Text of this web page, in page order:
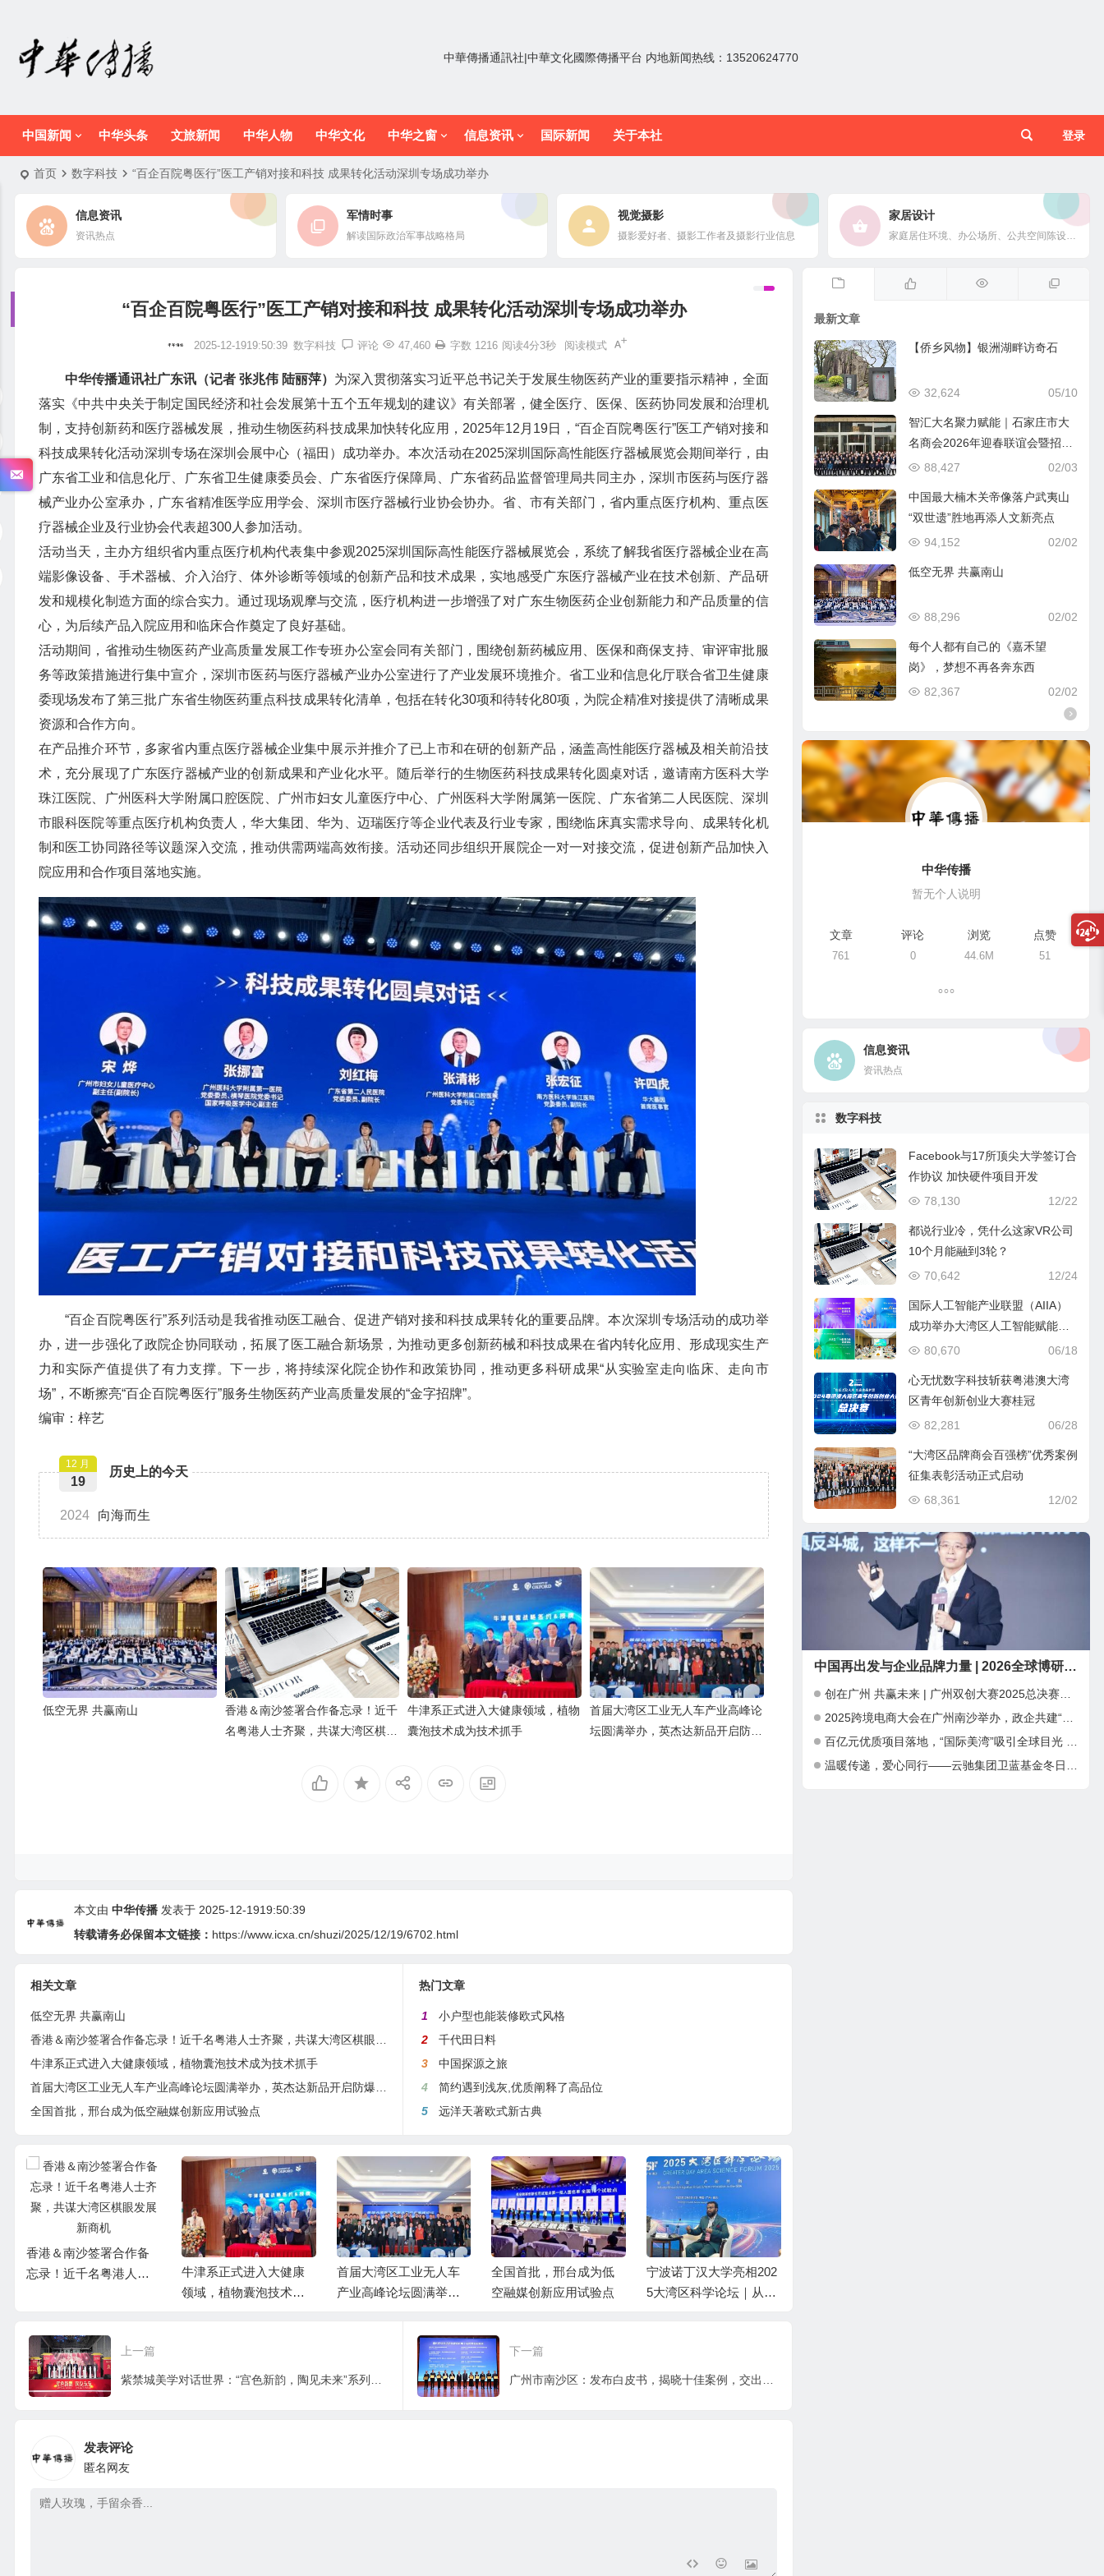
中華傳播通訊社|中華文化國際傳播平台 内地新闻热线：13520624770
中国新闻 中华头条 文旅新闻 中华人物 中华文化 中华之窗 信息资讯 国际新闻 关于本社 登录
首页 数字科技 “百企百院粤医行”医工产销对接和科技 成果转化活动深圳专场成功举办
信息资讯
资讯热点
军情时事
解读国际政治军事战略格局
视觉摄影
摄影爱好者、摄影工作者及摄影行业信息
家居设计
家庭居住环境、办公场所、公共空间陈设风格以设计搭配
“百企百院粤医行”医工产销对接和科技 成果转化活动深圳专场成功举办
2025-12-1919:50:39 数字科技 评论 47,460 字数 1216 阅读4分3秒 阅读模式
中华传播通讯社广东讯（记者 张兆伟 陆丽萍） 为深入贯彻落实习近平总书记关于发展生物医药产业的重要指示精神，全面
落实《中共中央关于制定国民经济和社会发展第十五个五年规划的建议》有关部署，健全医疗、医保、医药协同发展和治理机
制，支持创新药和医疗器械发展，推动生物医药科技成果加快转化应用，2025年12月19日，“百企百院粤医行”医工产销对接和
科技成果转化活动深圳专场在深圳会展中心（福田）成功举办。本次活动在2025深圳国际高性能医疗器械展览会期间举行，由
广东省工业和信息化厅、广东省卫生健康委员会、广东省医疗保障局、广东省药品监督管理局共同主办，深圳市医药与医疗器
械产业办公室承办，广东省精准医学应用学会、深圳市医疗器械行业协会协办。省、市有关部门，省内重点医疗机构、重点医
疗器械企业及行业协会代表超300人参加活动。
活动当天，主办方组织省内重点医疗机构代表集中参观2025深圳国际高性能医疗器械展览会，系统了解我省医疗器械企业在高
端影像设备、手术器械、介入治疗、体外诊断等领域的创新产品和技术成果，实地感受广东医疗器械产业在技术创新、产品研
发和规模化制造方面的综合实力。通过现场观摩与交流，医疗机构进一步增强了对广东生物医药企业创新能力和产品质量的信
心，为后续产品入院应用和临床合作奠定了良好基础。
活动期间，省推动生物医药产业高质量发展工作专班办公室会同有关部门，围绕创新药械应用、医保和商保支持、审评审批服
务等政策措施进行集中宣介，深圳市医药与医疗器械产业办公室进行了产业发展环境推介。省工业和信息化厅联合省卫生健康
委现场发布了第三批广东省生物医药重点科技成果转化清单，包括在转化30项和待转化80项，为院企精准对接提供了清晰成果
资源和合作方向。
在产品推介环节，多家省内重点医疗器械企业集中展示并推介了已上市和在研的创新产品，涵盖高性能医疗器械及相关前沿技
术，充分展现了广东医疗器械产业的创新成果和产业化水平。随后举行的生物医药科技成果转化圆桌对话，邀请南方医科大学
珠江医院、广州医科大学附属口腔医院、广州市妇女儿童医疗中心、广州医科大学附属第一医院、广东省第二人民医院、深圳
市眼科医院等重点医疗机构负责人，华大集团、华为、迈瑞医疗等企业代表及行业专家，围绕临床真实需求导向、成果转化机
制和医工协同路径等议题深入交流，推动供需两端高效衔接。活动还同步组织开展院企一对一对接交流，促进创新产品加快入
院应用和合作项目落地实施。
“百企百院粤医行”系列活动是我省推动医工融合、促进产销对接和科技成果转化的重要品牌。本次深圳专场活动的成功举
办，进一步强化了政院企协同联动，拓展了医工融合新场景，为推动更多创新药械和科技成果在省内转化应用、形成现实生产
力和实际产值提供了有力支撑。下一步，将持续深化院企协作和政策协同，推动更多科研成果“从实验室走向临床、走向市
场”，不断擦亮“百企百院粤医行”服务生物医药产业高质量发展的“金字招牌”。
编审：梓艺
历史上的今天
12 月
19
2024 向海而生
低空无界 共赢南山
香港＆南沙签署合作备忘录！近千
名粤港人士齐聚，共谋大湾区棋眼
牛津系正式进入大健康领域，植物
囊泡技术成为技术抓手
首届大湾区工业无人车产业高峰论
坛圆满举办，英杰达新品开启防爆
本文由 中华传播发表于 2025-12-1919:50:39
转载请务必保留本文链接： https://www.icxa.cn/shuzi/2025/12/19/6702.html
相关文章
低空无界 共赢南山
香港＆南沙签署合作备忘录！近千名粤港人士齐聚，共谋大湾区棋眼发展新商机
牛津系正式进入大健康领域，植物囊泡技术成为技术抓手
首届大湾区工业无人车产业高峰论坛圆满举办，英杰达新品开启防爆作业新时代
全国首批，邢台成为低空融媒创新应用试验点
热门文章
1
小户型也能装修欧式风格
2
千代田日料
3
中国探源之旅
4
简约遇到浅灰,优质阐释了高品位
5
远洋天著欧式新古典
香港＆南沙签署合作备
忘录！近千名粤港人士
牛津系正式进入大健康
领域，植物囊泡技术成
首届大湾区工业无人车
产业高峰论坛圆满举
全国首批，邢台成为低
空融媒创新应用试验点
宁波诺丁汉大学亮相202
5大湾区科学论坛｜从绿
上一篇
紫禁城美学对话世界：“宫色新韵，陶见未来”系列新品国际发布会在穗举行
下一篇
广州市南沙区：发布白皮书，揭晓十佳案例，交出优化法治化营商环境“年度答卷”
发表评论
匿名网友
最新文章
【侨乡风物】银洲湖畔访奇石
05/10
32,624
智汇大名聚力赋能｜石家庄市大
名商会2026年迎春联谊会暨招商
引资推介会圆满落幕
02/03
88,427
中国最大楠木关帝像落户武夷山
“双世遗”胜地再添人文新亮点
02/02
94,152
低空无界 共赢南山
02/02
88,296
每个人都有自己的《嘉禾望
岗》，梦想不再各奔东西
02/02
82,367
中华传播
暂无个人说明
文章
761
评论
0
浏览
44.6M
点赞
51
信息资讯
资讯热点
数字科技
Facebook与17所顶尖大学签订合
作协议 加快硬件项目开发
12/22
78,130
都说行业冷，凭什么这家VR公司
10个月能融到3轮？
12/24
70,642
国际人工智能产业联盟（AIIA）
成功举办大湾区人工智能赋能行
业圆桌论坛
06/18
80,670
心无忧数字科技斩获粤港澳大湾
区青年创新创业大赛桂冠
06/28
82,281
“大湾区品牌商会百强榜”优秀案例
征集表彰活动正式启动
12/02
68,361
中国再出发与企业品牌力量 | 2026全球博研同学年会 在深圳圆满举行
创在广州 共赢未来 | 广州双创大赛2025总决赛暨INNO+大湾区科创嘉年华成功举办
2025跨境电商大会在广州南沙举办，政企共建“跨境电商出海新通道”
百亿元优质项目落地，“国际美湾”吸引全球目光 ——第三届广州国际美妆周开幕，千亿产业集群加速全球化布局
温暖传递，爱心同行——云驰集团卫蓝基金冬日公益捐赠行动